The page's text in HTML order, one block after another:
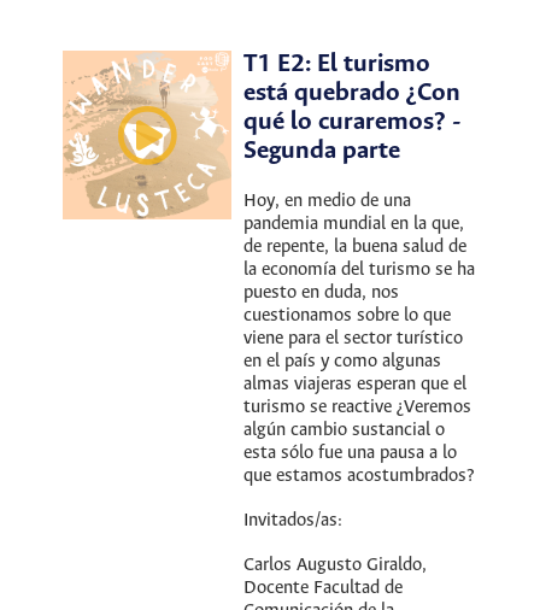
T1 E2: El turismo
está quebrado ¿Con
qué lo curaremos? -
Segunda parte
Hoy, en medio de una
pandemia mundial en la que,
de repente, la buena salud de
la economía del turismo se ha
puesto en duda, nos
cuestionamos sobre lo que
viene para el sector turístico
en el país y como algunas
almas viajeras esperan que el
turismo se reactive ¿Veremos
algún cambio sustancial o
esta sólo fue una pausa a lo
que estamos acostumbrados?
Invitados/as:
Carlos Augusto Giraldo,
Docente Facultad de